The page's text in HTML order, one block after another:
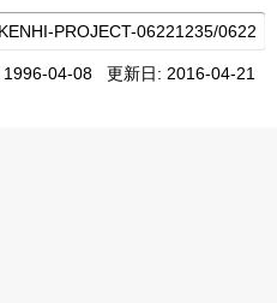
1996-04-08 更新日: 2016-04-21